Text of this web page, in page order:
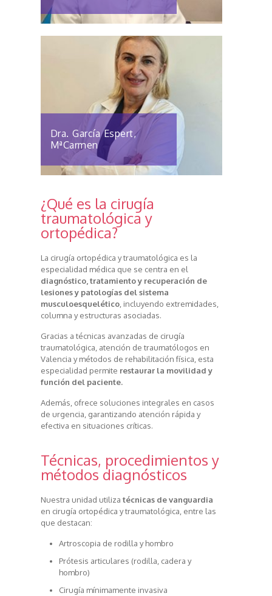
Dra. García Espert,
MªCarmen
¿Qué es la cirugía
traumatológica y
ortopédica?
La cirugía ortopédica y traumatológica es la
especialidad médica que se centra en el
diagnóstico, tratamiento y recuperación de
lesiones y patologías del sistema
musculoesquelético, incluyendo extremidades,
columna y estructuras asociadas.
Gracias a técnicas avanzadas de cirugía
traumatológica, atención de traumatólogos en
Valencia y métodos de rehabilitación física, esta
especialidad permite restaurar la movilidad y
función del paciente.
Además, ofrece soluciones integrales en casos
de urgencia, garantizando atención rápida y
efectiva en situaciones críticas.
Técnicas, procedimientos y
métodos diagnósticos
Nuestra unidad utiliza técnicas de vanguardia
en cirugía ortopédica y traumatológica, entre las
que destacan:
Artroscopia de rodilla y hombro
Prótesis articulares (rodilla, cadera y
hombro)
Cirugía mínimamente invasiva